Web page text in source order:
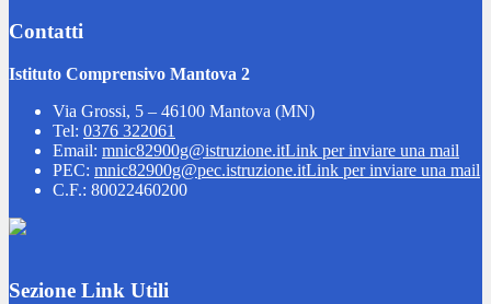
Contatti
Istituto Comprensivo Mantova 2
Via Grossi, 5 – 46100 Mantova (MN)
Tel: 0376 322061
Email: mnic82900g@istruzione.itLink per inviare una mail
PEC: mnic82900g@pec.istruzione.itLink per inviare una mail
C.F.: 80022460200
Sezione Link Utili